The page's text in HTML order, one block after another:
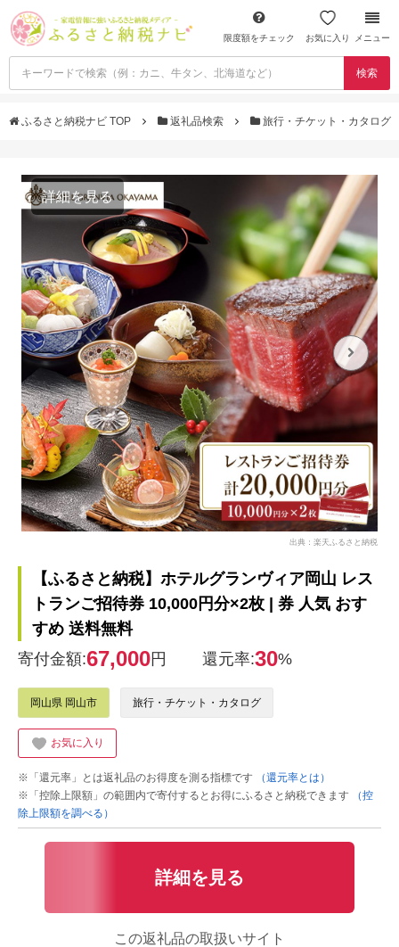
限度額をチェック お気に入り メニュー
検索
ふるさと納税ナビ TOP 返礼品検索 旅行・チケット・カタログ
詳細を見る
出典：楽天ふるさと納税
【ふるさと納税】ホテルグランヴィア岡山 レス
トランご招待券 10,000円分×2枚 | 券 人気 おす
すめ 送料無料
寄付金額:67,000円 還元率:30%
岡山県 岡山市 旅行・チケット・カタログ
お気に入り
※「還元率」とは返礼品のお得度を測る指標です
（還元率とは）
※「控除上限額」の範囲内で寄付するとお得にふるさと納税できます
（控
除上限額を調べる）
詳細を見る
この返礼品の取扱いサイト